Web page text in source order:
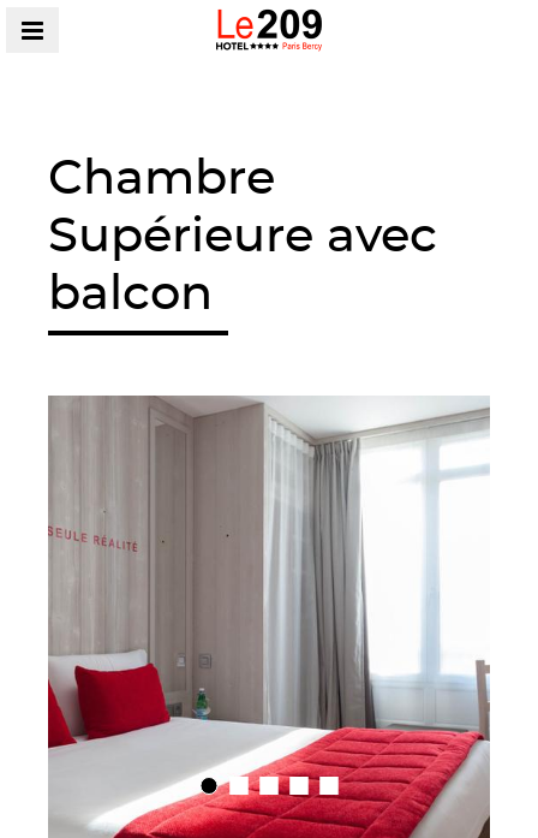
Chambre
Supérieure avec
balcon
01 02 03 0405